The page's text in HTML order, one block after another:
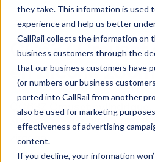
they take. This information is used
experience and help us better
CallRail collects the information on
business customers through the
that our business customers have
(or numbers our business
ported into CallRail from another
also be used for marketing
effectiveness of advertising
content.
If you decline, your information
CC63Z Creuset
en zircone
À partir de :€301.42
CC63Z Creuset cylindrique.
alumine recristallisée
zircone.
Taille des paquets